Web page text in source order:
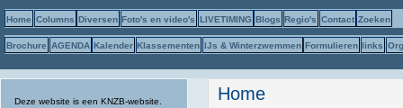
Home Columns Diversen Foto's en video's LIVETIMING Blogs Regio's Contact Zoeken
Brochure AGENDA Kalender Klassementen IJs & Winterzwemmen Formulieren links
Deze website is een KNZB-website.
U bent hier
Home